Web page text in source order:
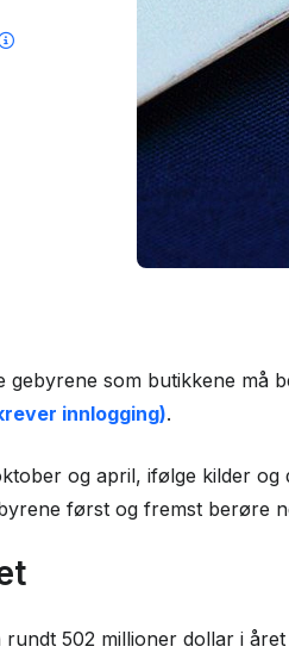
som butikkene må
innlogging).
og april, ifølge kilder og
først og fremst berøre
502 millioner dollar i